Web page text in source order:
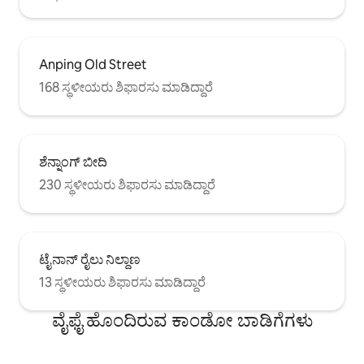
Anping Old Street
168 ಸ್ಥಳೀಯರು ಶಿಫಾರಸು ಮಾಡಿದ್ದಾರೆ
ಶೆನ್ನಾಂಗ್ ಬೀದಿ
230 ಸ್ಥಳೀಯರು ಶಿಫಾರಸು ಮಾಡಿದ್ದಾರೆ
ಟೈನಾನ್ ರೈಲು ನಿಲ್ದಾಣ
13 ಸ್ಥಳೀಯರು ಶಿಫಾರಸು ಮಾಡಿದ್ದಾರೆ
ವೈಫೈ ಹೊಂದಿರುವ ಕಾಂಡೋ ಬಾಡಿಗೆಗಳು